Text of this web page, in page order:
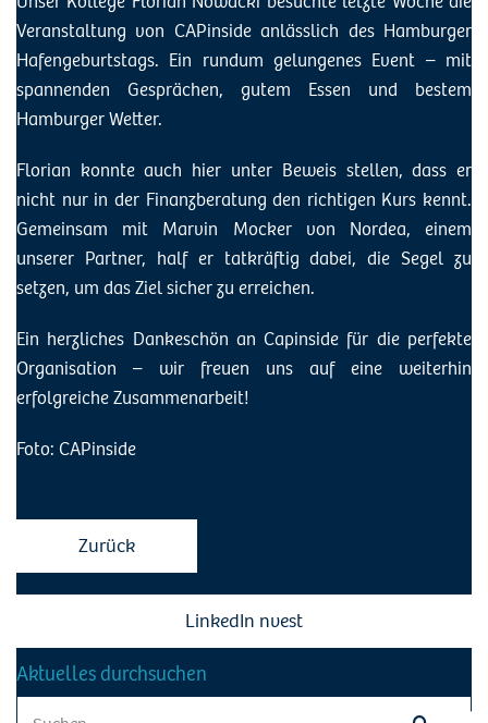
Veranstaltung von CAPinside anlässlich des Hamburger
Hafengeburtstags. Ein rundum gelungenes Event – mit
spannenden Gesprächen, gutem Essen und bestem
Hamburger Wetter.
Florian konnte auch hier unter Beweis stellen, dass er
nicht nur in der Finanzberatung den richtigen Kurs kennt.
Gemeinsam mit Marvin Mocker von Nordea, einem
unserer Partner, half er tatkräftig dabei, die Segel zu
setzen, um das Ziel sicher zu erreichen.
Ein herzliches Dankeschön an Capinside für die perfekte
Organisation – wir freuen uns auf eine weiterhin
erfolgreiche Zusammenarbeit!
Foto: CAPinside
Zurück
LinkedIn nvest
Aktuelles durchsuchen